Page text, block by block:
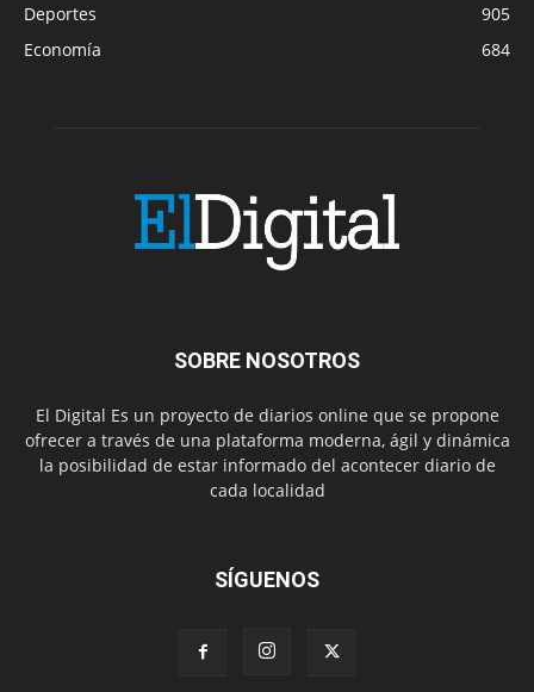
Deportes
905
Economía
684
SOBRE NOSOTROS
El Digital Es un proyecto de diarios online que se propone
ofrecer a través de una plataforma moderna, ágil y dinámica
la posibilidad de estar informado del acontecer diario de
cada localidad
SÍGUENOS